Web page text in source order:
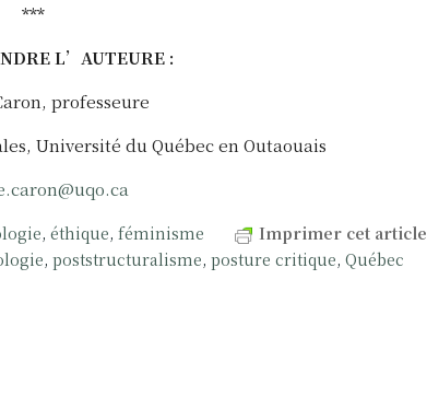
***
L’AUTEURE :
professeure
Université du Québec en Outaouais
Imprimer cet article
, éthique, féminisme
, poststructuralisme, posture critique, Québec